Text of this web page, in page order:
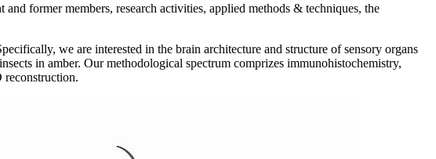
former members, research activities, applied methods & techniques, the
we are interested in the brain architecture and structure of sensory organs
in amber. Our methodological spectrum comprizes immunohistochemistry,
reconstruction.